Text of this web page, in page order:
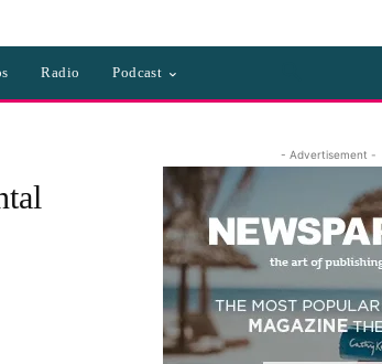
Radio Podcast
- Advertisement -